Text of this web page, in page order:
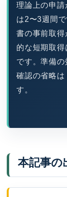
理論上の申請
は2〜3週間
書の事前取得
的な短期取
です。準備の
確認の省略は
す。
本記事の